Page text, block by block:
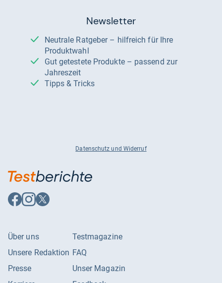
Newsletter
Neutrale Ratgeber – hilfreich für Ihre
Produktwahl
Gut getestete Produkte – passend zur
Jahreszeit
Tipps & Tricks
Datenschutz und Widerruf
Auf
Facebook
Auf
Instagram
Auf
X
Über uns
Unsere Redaktion
Presse
Testmagazine
FAQ
Unser Magazin